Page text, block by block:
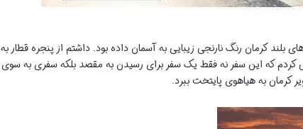
کرمان رنگ نارنجی زیبایی به آسمان داده بود. داشتم از پنجره قطار به
کردم که این سفر نه فقط یک سفر برای رسیدن به مقصد بلکه سفری به سوی
کرمان به هیاهوی پایتخت ببرد.